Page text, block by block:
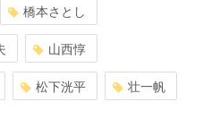
橋本さとし
山西惇
松下洸平 壮一帆